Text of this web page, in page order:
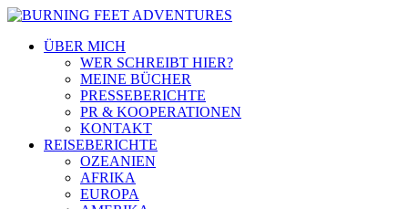
ÜBER MICH
WER SCHREIBT HIER?
MEINE BÜCHER
PRESSEBERICHTE
PR & KOOPERATIONEN
KONTAKT
REISEBERICHTE
OZEANIEN
AFRIKA
EUROPA